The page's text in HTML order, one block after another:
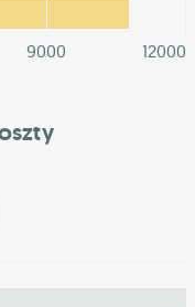
9000 12000